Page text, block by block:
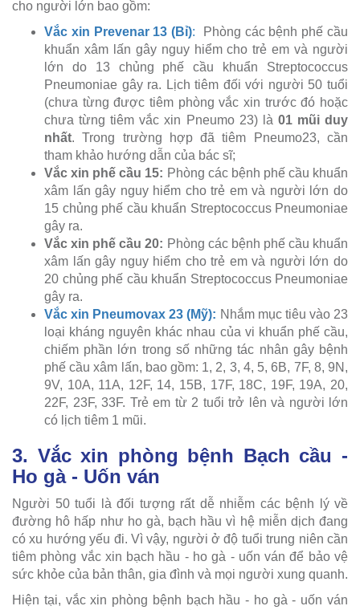
cho người lớn bao gồm:
Vắc xin Prevenar 13 (Bỉ): Phòng các bệnh phế cầu
khuẩn xâm lấn gây nguy hiểm cho trẻ em và người
lớn do 13 chủng phế cầu khuẩn Streptococcus
Pneumoniae gây ra. Lịch tiêm đối với người 50 tuổi
(chưa từng được tiêm phòng vắc xin trước đó hoặc
chưa từng tiêm vắc xin Pneumo 23) là 01 mũi duy
nhất. Trong trường hợp đã tiêm Pneumo23, cần
tham khảo hướng dẫn của bác sĩ;
Vắc xin phế cầu 15: Phòng các bệnh phế cầu khuẩn
xâm lấn gây nguy hiểm cho trẻ em và người lớn do
15 chủng phế cầu khuẩn Streptococcus Pneumoniae
gây ra.
Vắc xin phế cầu 20: Phòng các bệnh phế cầu khuẩn
xâm lấn gây nguy hiểm cho trẻ em và người lớn do
20 chủng phế cầu khuẩn Streptococcus Pneumoniae
gây ra.
Vắc xin Pneumovax 23 (Mỹ): Nhắm mục tiêu vào 23
loại kháng nguyên khác nhau của vi khuẩn phế cầu,
chiếm phần lớn trong số những tác nhân gây bệnh
phế cầu xâm lấn, bao gồm: 1, 2, 3, 4, 5, 6B, 7F, 8, 9N,
9V, 10A, 11A, 12F, 14, 15B, 17F, 18C, 19F, 19A, 20,
22F, 23F, 33F. Trẻ em từ 2 tuổi trở lên và người lớn
có lịch tiêm 1 mũi.
3. Vắc xin phòng bệnh Bạch cầu -
Ho gà - Uốn ván
Người 50 tuổi là đối tượng rất dễ nhiễm các bệnh lý về
đường hô hấp như ho gà, bạch hầu vì hệ miễn dịch đang
có xu hướng yếu đi. Vì vậy, người ở độ tuổi trung niên cần
tiêm phòng vắc xin bạch hầu - ho gà - uốn ván để bảo vệ
sức khỏe của bản thân, gia đình và mọi người xung quanh.
Hiện tại, vắc xin phòng bệnh bạch hầu - ho gà - uốn ván